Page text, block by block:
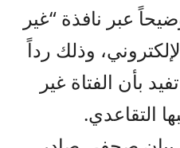
عبر نافذة “غير
وذلك رداً
بأن الفتاة غير
التقاعدي.